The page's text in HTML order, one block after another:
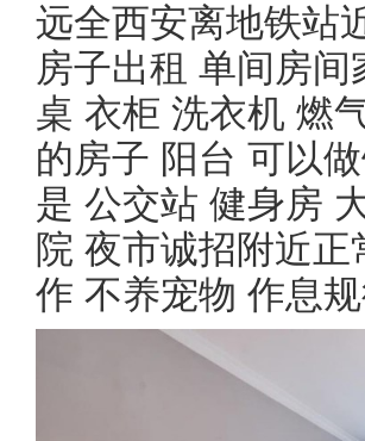
远全西安离地铁站
房子出租 单间房
桌 衣柜 洗衣机 燃
的房子 阳台 可以
是 公交站 健身房
院 夜市诚招附近
作 不养宠物 作息